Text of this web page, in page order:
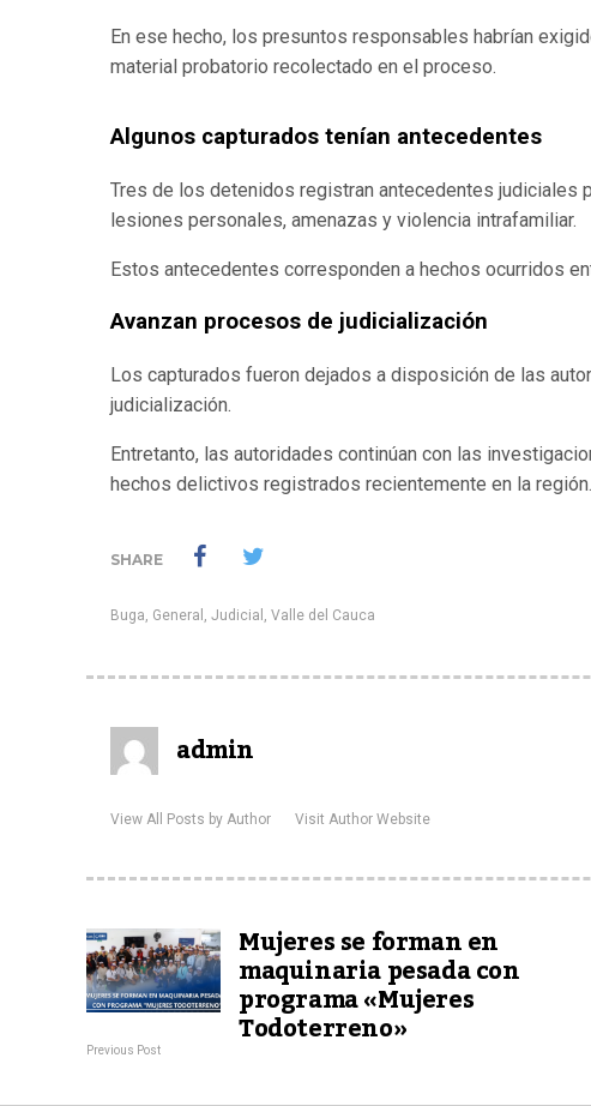
En ese hecho, los presuntos responsables habrían
material probatorio recolectado en el proceso.
Algunos capturados tenían antecedentes
Tres de los detenidos registran antecedentes judiciales
lesiones personales, amenazas y violencia intrafamiliar.
Estos antecedentes corresponden a hechos ocurridos
Avanzan procesos de judicialización
Los capturados fueron dejados a disposición de las
judicialización.
Entretanto, las autoridades continúan con las
hechos delictivos registrados recientemente en la región.
SHARE
Buga General Judicial Valle del Cauca
admin
View All Posts by Author Visit Author Website
Mujeres se forman en
maquinaria pesada con
programa «Mujeres
Todoterreno»
Previous Post